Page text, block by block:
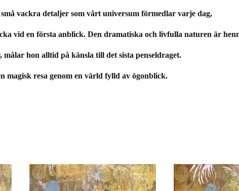
vackra detaljer som vårt universum förmedlar varje dag,
vid en första anblick. Den dramatiska och livfulla naturen är
målar hon alltid på känsla till det sista penseldraget.
magisk resa genom en värld fylld av ögonblick.